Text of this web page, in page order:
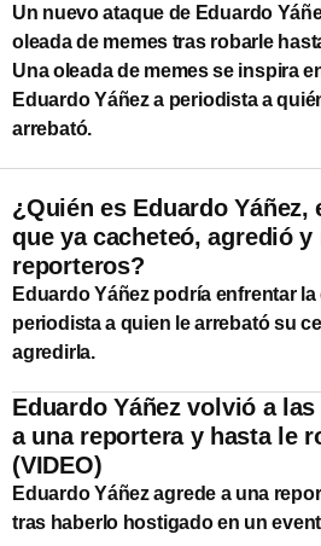
Un nuevo ataque de Eduardo
oleada de memes tras robarle
Una oleada de memes se inspira
Eduardo Yáñez a periodista a
arrebató.
¿Quién es Eduardo
que ya cacheteó, agredió
reporteros?
Eduardo Yáñez podría enfrentar
periodista a quien le arrebató su
agredirla.
Eduardo Yáñez volvió a
a una reportera y hasta le
(VIDEO)
Eduardo Yáñez agrede a una
tras haberlo hostigado en un